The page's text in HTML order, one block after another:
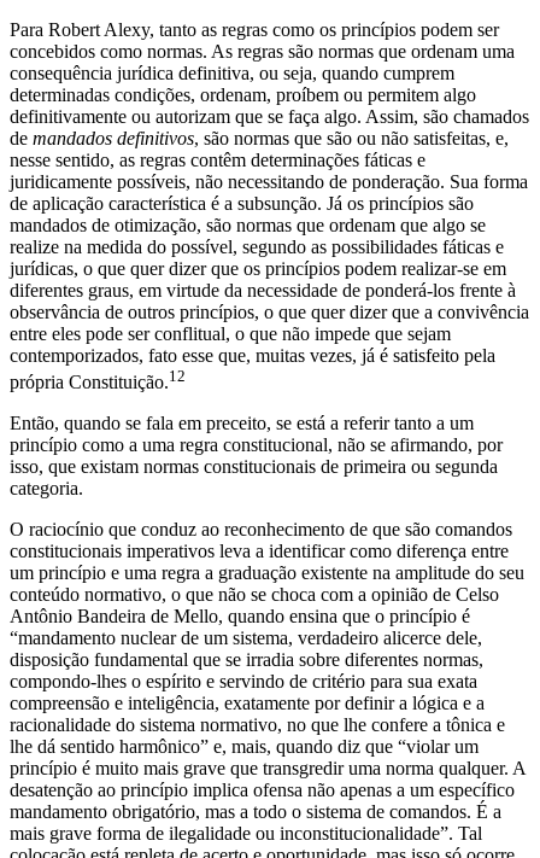
Para Robert Alexy, tanto as regras como os princípios podem ser
concebidos como normas. As regras são normas que ordenam uma
consequência jurídica definitiva, ou seja, quando cumprem
determinadas condições, ordenam, proíbem ou permitem algo
definitivamente ou autorizam que se faça algo. Assim, são chamados
de mandados definitivos, são normas que são ou não satisfeitas, e,
nesse sentido, as regras contêm determinações fáticas e
juridicamente possíveis, não necessitando de ponderação. Sua forma
de aplicação característica é a subsunção. Já os princípios são
mandados de otimização, são normas que ordenam que algo se
realize na medida do possível, segundo as possibilidades fáticas e
jurídicas, o que quer dizer que os princípios podem realizar-se em
diferentes graus, em virtude da necessidade de ponderá-los frente à
observância de outros princípios, o que quer dizer que a convivência
entre eles pode ser conflitual, o que não impede que sejam
contemporizados, fato esse que, muitas vezes, já é satisfeito pela
própria Constituição.12
Então, quando se fala em preceito, se está a referir tanto a um
princípio como a uma regra constitucional, não se afirmando, por
isso, que existam normas constitucionais de primeira ou segunda
categoria.
O raciocínio que conduz ao reconhecimento de que são comandos
constitucionais imperativos leva a identificar como diferença entre
um princípio e uma regra a graduação existente na amplitude do seu
conteúdo normativo, o que não se choca com a opinião de Celso
Antônio Bandeira de Mello, quando ensina que o princípio é
“mandamento nuclear de um sistema, verdadeiro alicerce dele,
disposição fundamental que se irradia sobre diferentes normas,
compondo-lhes o espírito e servindo de critério para sua exata
compreensão e inteligência, exatamente por definir a lógica e a
racionalidade do sistema normativo, no que lhe confere a tônica e
lhe dá sentido harmônico” e, mais, quando diz que “violar um
princípio é muito mais grave que transgredir uma norma qualquer. A
desatenção ao princípio implica ofensa não apenas a um específico
mandamento obrigatório, mas a todo o sistema de comandos. É a
mais grave forma de ilegalidade ou inconstitucionalidade”. Tal